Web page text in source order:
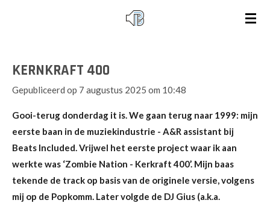
KERNKRAFT 400
Gepubliceerd op 7 augustus 2025 om 10:48
Gooi-terug donderdag it is. We gaan terug naar 1999: mijn
eerste baan in de muziekindustrie - A&R assistant bij
Beats Included. Vrijwel het eerste project waar ik aan
werkte was ‘Zombie Nation - Kerkraft 400’. Mijn baas
tekende de track op basis van de originele versie, volgens
mij op de Popkomm. Later volgde de DJ Gius (a.k.a.